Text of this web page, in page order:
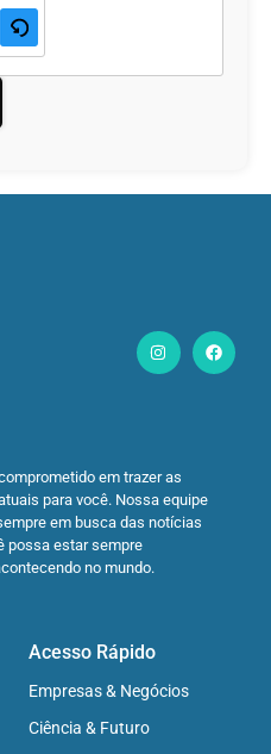
em trazer as
para você. Nossa equipe
em busca das notícias
possa estar sempre
no mundo.
Acesso Rápido
Empresas & Negócios
Ciência & Futuro